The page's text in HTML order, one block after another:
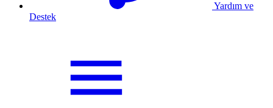
Yardım ve
Destek